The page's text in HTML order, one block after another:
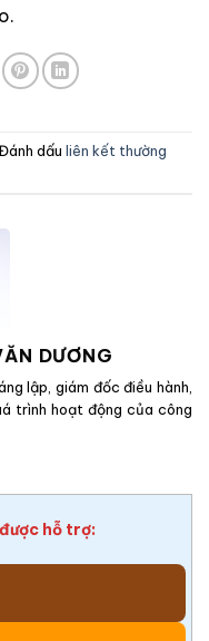
Đánh dấu liên kết thường
DƯƠNG
lập, giám đốc điều hành,
trình hoạt động của công
hỗ trợ: